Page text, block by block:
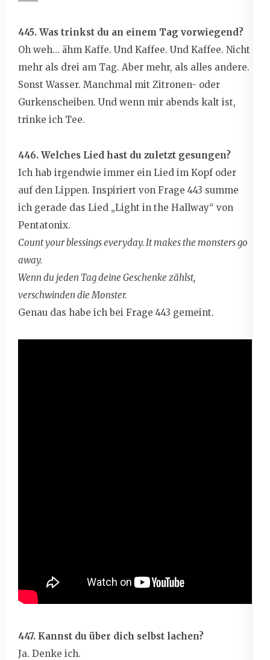
445. Was trinkst du an einem Tag vorwiegend?
Oh weh… ähm Kaffe. Und Kaffee. Und Kaffee. Nicht
mehr als drei am Tag. Aber mehr, als alles andere.
Sonst Wasser. Manchmal mit Zitronen- oder
Gurkenscheiben. Und wenn mir abends kalt ist,
trinke ich Tee.
446. Welches Lied hast du zuletzt gesungen?
Ich hab irgendwie immer ein Lied im Kopf oder
auf den Lippen. Inspiriert von Frage 443 summe
ich gerade das Lied „Light in the Hallway“ von
Pentatonix.
Count your blessings everyday. It makes the monsters go
away.
Wenn du jeden Tag deine Geschenke zählst,
verschwinden die Monster.
Genau das habe ich bei Frage 443 gemeint.
447. Kannst du über dich selbst lachen?
Ja. Denke ich.